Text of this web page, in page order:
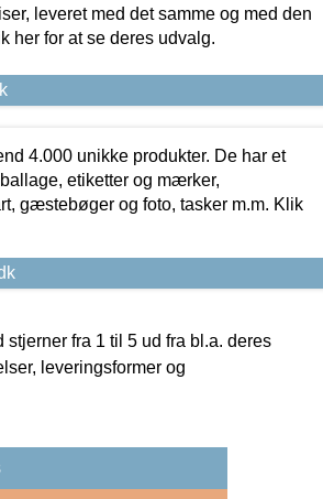
leveret med det samme og med den
her for at se deres udvalg.
4.000 unikke produkter. De har et
etiketter og mærker,
gæstebøger og foto, tasker m.m. Klik
fra 1 til 5 ud fra bl.a. deres
leveringsformer og